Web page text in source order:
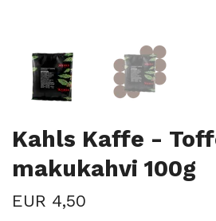
Kahls Kaffe -
makukahvi 100g
EUR 4,50